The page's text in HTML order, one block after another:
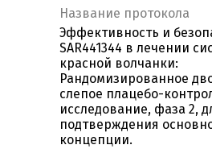
Название протокола
Эффективность и
SAR441344 в лечении
красной волчанки:
Рандомизированное
слепое плацебо-
исследование, фаза 2,
подтверждения
концепции.